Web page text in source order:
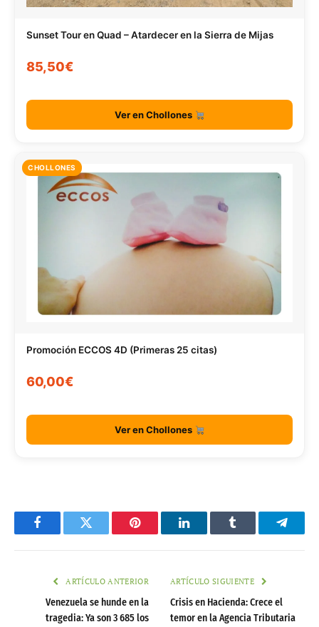
Sunset Tour en Quad – Atardecer en la Sierra de Mijas
85,50€
Ver en Chollones
CHOLLONES
Promoción ECCOS 4D (Primeras 25 citas)
60,00€
Ver en Chollones
FacebookTwitter Pinterest LinkedInTumblr
ARTÍCULO ANTERIOR
Venezuela se hunde en la
tragedia: Ya son 3 685 los
ARTÍCULO SIGUIENTE
Crisis en Hacienda: Crece el
temor en la Agencia Tributaria